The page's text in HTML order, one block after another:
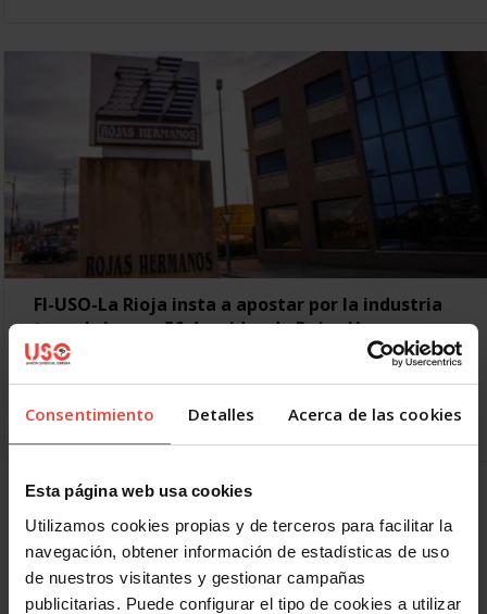
Consentimiento Detalles Acerca de las cookies
Esta página web usa cookies
Utilizamos cookies propias y de terceros para facilitar la
navegación, obtener información de estadísticas de uso
de nuestros visitantes y gestionar campañas
publicitarias. Puede configurar el tipo de cookies a utilizar
FI-USO-La Rioja insta a apostar por la industria
tras el cierre y 56 despidos de Rojas Hermanos
10 ENERO, 2020
La Federación de Industria de USO-La Rioja muestra su
preocupación por el cierre de otra empresa emblemática
industrial en la región, la fábrica de somieres…
Anterior
Siguiente